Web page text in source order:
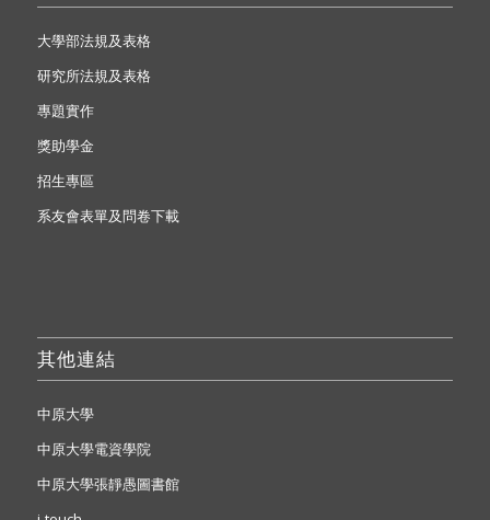
大學部法規及表格
研究所法規及表格
專題實作
獎助學金
招生專區
系友會表單及問卷下載
其他連結
中原大學
中原大學電資學院
中原大學張靜愚圖書館